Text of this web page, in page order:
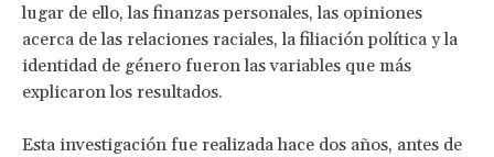
lugar de ello, las finanzas personales, las opiniones
acerca de las relaciones raciales, la filiación política y la
identidad de género fueron las variables que más
explicaron los resultados.
Esta investigación fue realizada hace dos años, antes de